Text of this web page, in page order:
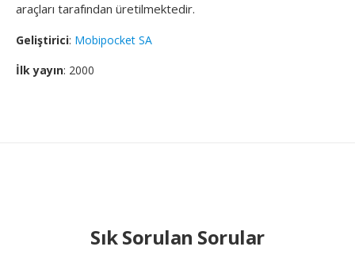
araçları tarafından üretilmektedir.
Geliştirici: Mobipocket SA
İlk yayın: 2000
Sık Sorulan Sorular